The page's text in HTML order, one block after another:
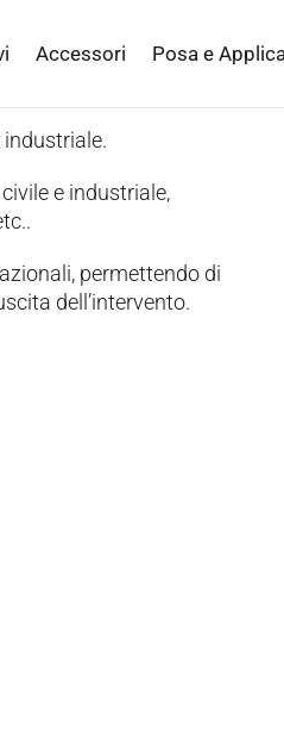
Accessori Posa e
e industriale,
permettendo di
dell’intervento.